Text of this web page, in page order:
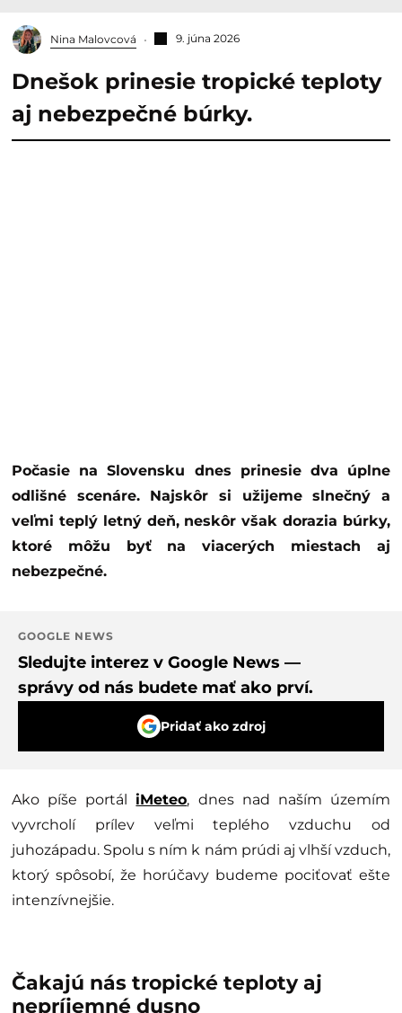
Nina Malovcová 9. júna 2026
Dnešok prinesie tropické teploty
aj nebezpečné búrky.
Počasie na Slovensku dnes prinesie dva úplne
odlišné scenáre. Najskôr si užijeme slnečný a
veľmi teplý letný deň, neskôr však dorazia búrky,
ktoré môžu byť na viacerých miestach aj
nebezpečné.
GOOGLE NEWS
Sledujte interez v Google News —
správy od nás budete mať ako prví.
Pridať ako zdroj
Ako píše portál iMeteo, dnes nad naším územím
vyvrcholí prílev veľmi teplého vzduchu od
juhozápadu. Spolu s ním k nám prúdi aj vlhší vzduch,
ktorý spôsobí, že horúčavy budeme pociťovať ešte
intenzívnejšie.
Čakajú nás tropické teploty aj
nepríjemné dusno